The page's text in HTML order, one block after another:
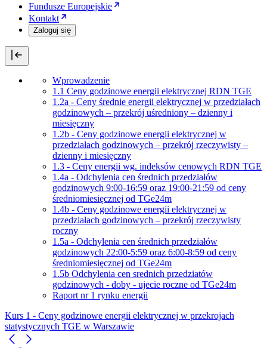
Fundusze Europejskie
Kontakt
Zaloguj się
Wprowadzenie
1.1 Ceny godzinowe energii elektrycznej RDN TGE
1.2a - Ceny średnie energii elektrycznej w przedziałach
godzinowych – przekrój uśredniony – dzienny i
miesięczny
1.2b - Ceny godzinowe energii elektrycznej w
przedziałach godzinowych – przekrój rzeczywisty –
dzienny i miesięczny
1.3 - Ceny energii wg. indeksów cenowych RDN TGE
1.4a - Odchylenia cen średnich przedziałów
godzinowych 9:00-16:59 oraz 19:00-21:59 od ceny
średniomiesięcznej od TGe24m
1.4b - Ceny godzinowe energii elektrycznej w
przedziałach godzinowych – przekrój rzeczywisty
roczny
1.5a - Odchylenia cen średnich przedziałów
godzinowych 22:00-5:59 oraz 6:00-8:59 od ceny
średniomiesięcznej od TGe24m
1.5b Odchylenia cen srednich przedziatów
godzinowych - doby - ujecie roczne od TGe24m
Raport nr 1 rynku energii
Kurs 1 - Ceny godzinowe energii elektrycznej w przekrojach
statystycznych TGE w Warszawie